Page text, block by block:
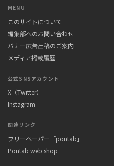
MENU
このサイトについて
編集部へのお問い合わせ
バナー広告出稿のご案内
メディア掲載履歴
公式SNSアカウント
X（Twitter）
Instagram
関連リンク
フリーペーパー「pontab」
Pontab web shop